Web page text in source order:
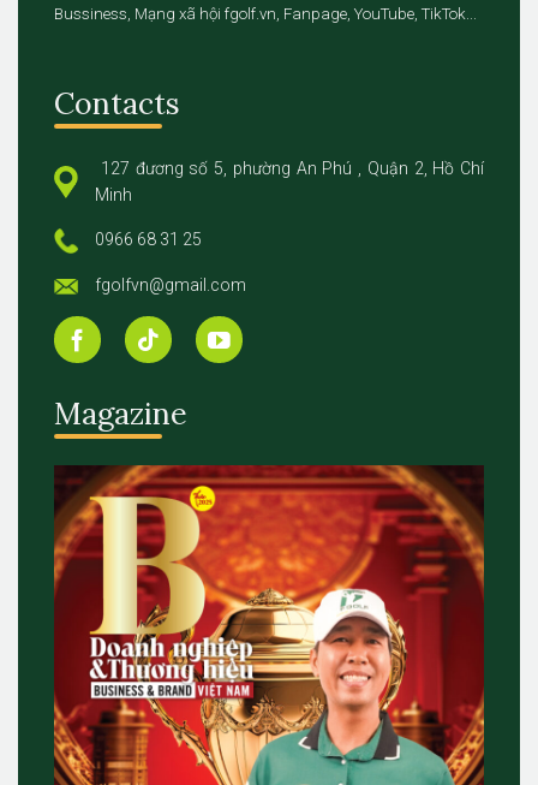
Bussiness, Mạng xã hội fgolf.vn, Fanpage, YouTube, TikTok...
Contacts
127 đương số 5, phường An Phú , Quận 2, Hồ Chí
Minh
0966 68 31 25
fgolfvn@gmail.com
Magazine